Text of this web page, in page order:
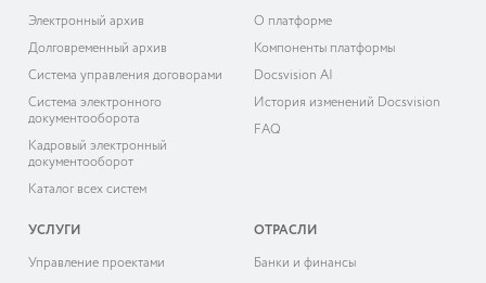
Электронный архив
Долговременный архив
Система управления договорами
Система электронного
документооборота
Кадровый электронный
документооборот
Каталог всех систем
О платформе
Компоненты платформы
Docsvision AI
История изменений Docsvision
FAQ
УСЛУГИ
Управление проектами
ОТРАСЛИ
Банки и финансы